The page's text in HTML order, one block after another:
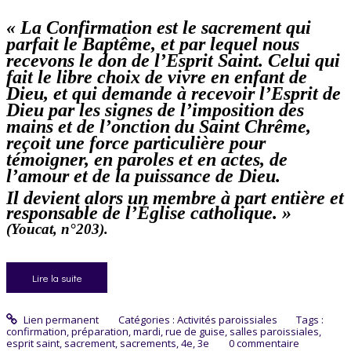
« La Confirmation est le sacrement qui
parfait le Baptême, et par lequel nous
recevons le don de l’Esprit Saint. Celui qui
fait le libre choix de vivre en enfant de
Dieu, et qui demande à recevoir l’Esprit de
Dieu par les signes de l’imposition des
mains et de l’onction du Saint Chrême,
reçoit une force particulière pour
témoigner, en paroles et en actes, de
l’amour et de la puissance de Dieu.
Il devient alors un membre à part entière et
responsable de l’Église catholique. »
(Youcat, n°203).
Lire la suite
Lien permanent Catégories : Activités paroissiales
Tags :
confirmation,préparation,mardi,rue de guise, salles paroissiales,
esprit saint, sacrement, sacrements,4e,3e 0commentaire